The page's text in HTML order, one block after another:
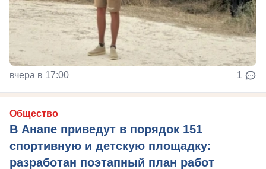
вчера в 17:00 1
Общество
В Анапе приведут в порядок 151
спортивную и детскую площадку:
разработан поэтапный план работ